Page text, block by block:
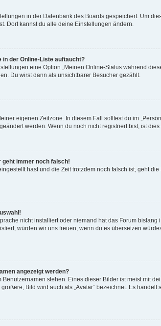
in der Datenbank des Boards gespeichert. Um
Dort kannst du alle deine Einstellungen ändern.
in der Online-Liste auftaucht?
eine Option „Meinen Online-Status während
Du wirst dann als unsichtbarer Besucher gezählt.
eigenen Zeitzone. In diesem Fall solltest du im
werden. Wenn du noch nicht registriert bist, ist dies
geht immer noch falsch!
hast und die Zeit trotzdem noch falsch ist, geht
nicht installiert oder niemand hat das Forum
würden wir uns freuen, wenn du es übersetzen
angezeigt werden?
stehen. Eines dieser Bilder ist meist mit
Bild wird auch als „Avatar“ bezeichnet. Es